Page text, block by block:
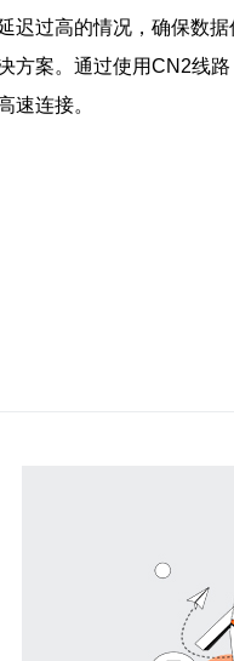
过高的情况，确保数据
案。通过使用CN2线
速连接。